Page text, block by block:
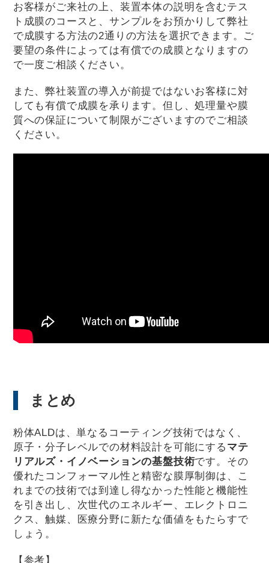
お客様がご来社の上、装置本体の説明を含むテス
ト成膜のコースと、サンプルをお預かりして弊社
で成膜する方法の2通りの方法を選択できます。ご
要望の条件によっては有償での成膜となりますの
で一度ご相談ください。
また、弊社装置の導入が前提ではないお客様に対
しても有償で成膜を承ります。但し、処理量や膜
質への保証について制限がございますのでご相談
ください。
まとめ
粉体ALDは、単なるコーティング技術ではなく、
原子・分子レベルでの材料設計を可能にする マテ
リアルズ・イノベーションの基盤技術です。その
優れたコンフォーマル性と精密な膜厚制御は、こ
れまでの技術では到達し得なかった性能と機能性
を引き出し、次世代のエネルギー、エレクトロニ
クス、触媒、医療分野に新たな価値をもたらすで
しょう。
【参考】